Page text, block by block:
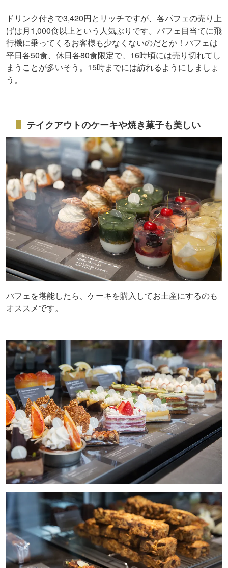
ドリンク付きで3,420円とリッチですが、各パフェの売り上
げは月1,000食以上という人気ぶりです。パフェ目当てに飛
行機に乗ってくるお客様も少なくないのだとか！パフェは
平日各50食、休日各80食限定で、16時頃には売り切れてし
まうことが多いそう。15時までには訪れるようにしましょ
う。
テイクアウトのケーキや焼き菓子も美しい
パフェを堪能したら、ケーキを購入してお土産にするのも
オススメです。